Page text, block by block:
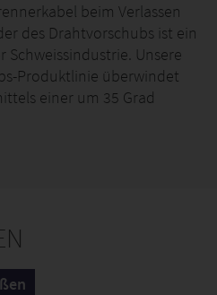
beim Verlassen
des Drahtvorschubs ist ein
Unsere
Produktlinie überwindet
einer um 35 Grad
zum Zentralanschluss.
Design erlaubt es, den